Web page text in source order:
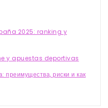
2025: ranking y
y apuestas deportivas
преимущества, риски и как